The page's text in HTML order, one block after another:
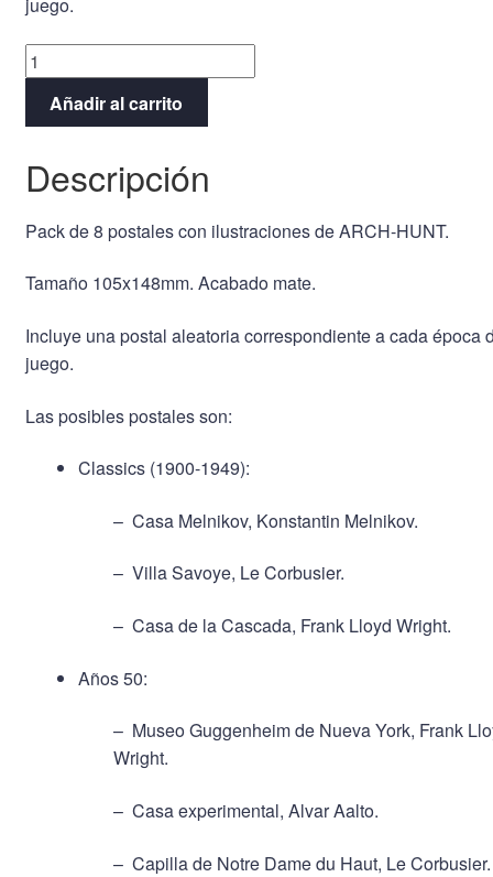
8
Postales
cantidad
Añadir al carrito
Descripción
Pack de 8 postales con ilustraciones de ARCH-HUNT.
Tamaño 105x148mm. Acabado mate.
Incluye una postal aleatoria correspondiente a cada época
juego.
Las posibles postales son:
Classics (1900-1949):
– Casa Melnikov, Konstantin Melnikov.
– Villa Savoye, Le Corbusier.
– Casa de la Cascada, Frank Lloyd Wright.
Años 50:
– Museo Guggenheim de Nueva York, Frank
Wright.
– Casa experimental, Alvar Aalto.
– Capilla de Notre Dame du Haut, Le Corbusier.